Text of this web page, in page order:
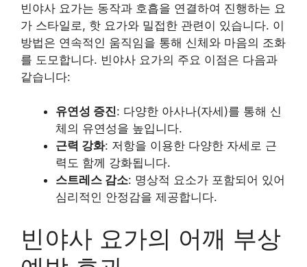
빈야사 요가는 동작과 호흡을 연결하여 진행하는 요
가 스타일로, 핫 요가와 밀접한 관련이 있습니다. 이
방법은 연속적인 움직임을 통해 신체와 마음의 조화
를 도모합니다. 빈야사 요가의 주요 이점은 다음과
같습니다:
유연성 증진: 다양한 아사나(자세)를 통해 신
체의 유연성을 높입니다.
근력 강화: 저항을 이용한 다양한 자세로 근
력도 함께 강화됩니다.
스트레스 감소: 명상적 요소가 포함되어 있어
심리적인 안정감을 제공합니다.
빈야사 요가의 어깨 부상